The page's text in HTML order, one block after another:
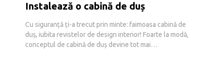
Instalează o cabină de duș
Cu siguranță ți-a trecut prin minte: faimoasa cabină de
duș, iubita revistelor de design interior! Foarte la modă,
conceptul de cabină de duș devine tot mai